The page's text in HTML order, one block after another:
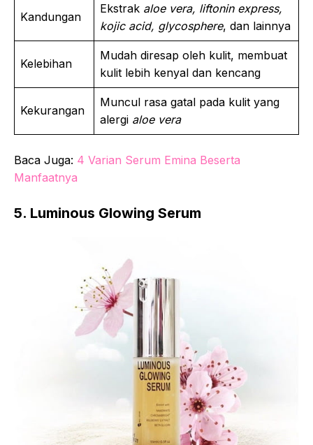
Kandungan
Ekstrak aloe vera, liftonin express,
kojic acid, glycosphere, dan lainnya
Kelebihan
Mudah diresap oleh kulit, membuat
kulit lebih kenyal dan kencang
Kekurangan
Muncul rasa gatal pada kulit yang
alergi aloe vera
Baca Juga: 4 Varian Serum Emina Beserta
Manfaatnya
5. Luminous Glowing Serum